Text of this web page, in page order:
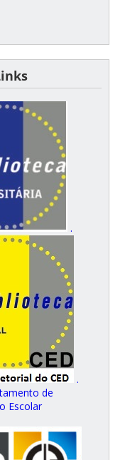
.
.
de
Escolar